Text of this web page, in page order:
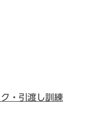
・引渡し訓練